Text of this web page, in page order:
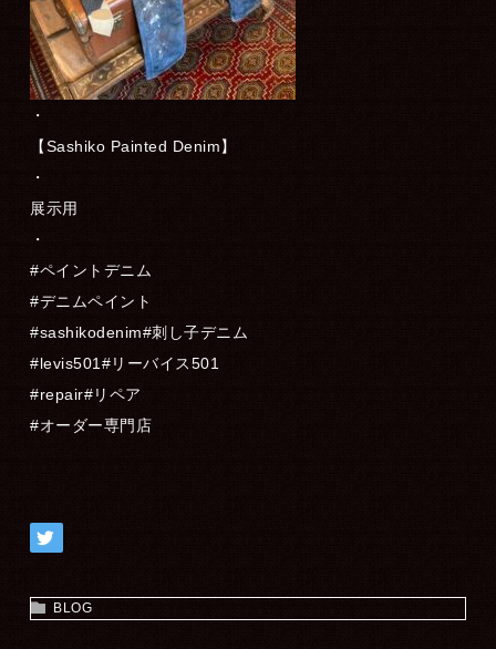
・
【Sashiko Painted Denim】
・
展示用
・
#ペイントデニム
#デニムペイント
#sashikodenim#刺し子デニム
#levis501#リーバイス501
#repair#リペア
#オーダー専門店
BLOG